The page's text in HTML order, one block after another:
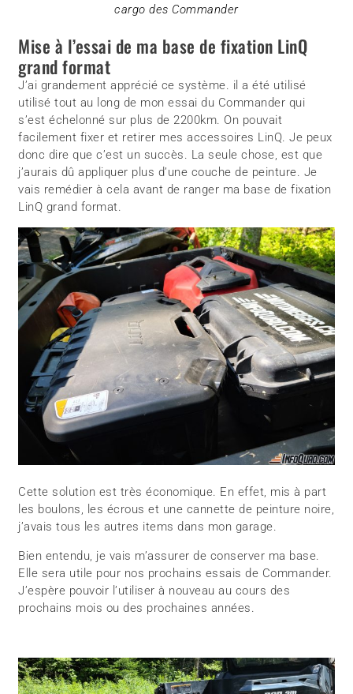
cargo des Commander
Mise à l’essai de ma base de fixation LinQ
grand format
J’ai grandement apprécié ce système. il a été utilisé
utilisé tout au long de mon essai du Commander qui
s’est échelonné sur plus de 2200km. On pouvait
facilement fixer et retirer mes accessoires LinQ. Je peux
donc dire que c’est un succès. La seule chose, est que
j’aurais dû appliquer plus d’une couche de peinture. Je
vais remédier à cela avant de ranger ma base de fixation
LinQ grand format.
Cette solution est très économique. En effet, mis à part
les boulons, les écrous et une cannette de peinture noire,
j’avais tous les autres items dans mon garage.
Bien entendu, je vais m’assurer de conserver ma base.
Elle sera utile pour nos prochains essais de Commander.
J’espère pouvoir l’utiliser à nouveau au cours des
prochains mois ou des prochaines années.